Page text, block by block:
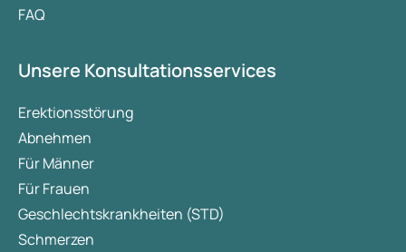
FAQ
Unsere Konsultationsservices
Erektionsstörung
Abnehmen
Für Männer
Für Frauen
Geschlechtskrankheiten (STD)
Schmerzen